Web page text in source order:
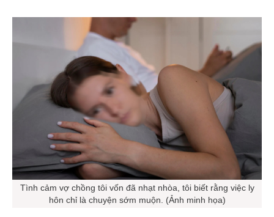
Tình cảm vợ chồng tôi vốn đã nhạt nhòa, tôi biết rằng việc ly
hôn chỉ là chuyện sớm muộn. (Ảnh minh họa)